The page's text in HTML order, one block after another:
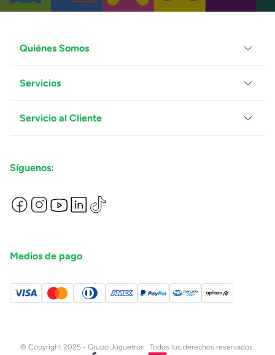
Quiénes Somos
Grupo Juguetron
Localiza tu tienda
Blog
Servicios
Facturación
Proveedores
Servicio al Cliente
Preguntas Frecuentes
Términos y Condiciones
Devoluciones de Compras en Línea
Síguenos:
Medios de pago
© Copyright 2025 - Grupo Juguetron . Todos los derechos reservados.